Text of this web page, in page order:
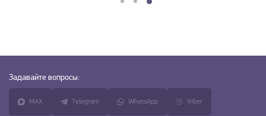
Задавайте вопросы:
MAX Telegram WhatsApp Viber